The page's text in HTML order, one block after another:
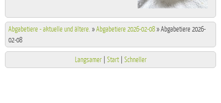
Abgabetiere - aktuelle und ältere. »Abgabetiere 2026-02-08»Abgabetiere 2026-
02-08
Langsamer Start Schneller